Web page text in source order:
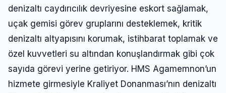
denizaltı caydırıcılık devriyesine eskort sağlamak,
uçak gemisi görev gruplarını desteklemek, kritik
denizaltı altyapısını korumak, istihbarat toplamak ve
özel kuvvetleri su altından konuşlandırmak gibi çok
sayıda görevi yerine getiriyor. HMS Agamemnon’un
hizmete girmesiyle Kraliyet Donanması’nın denizaltı